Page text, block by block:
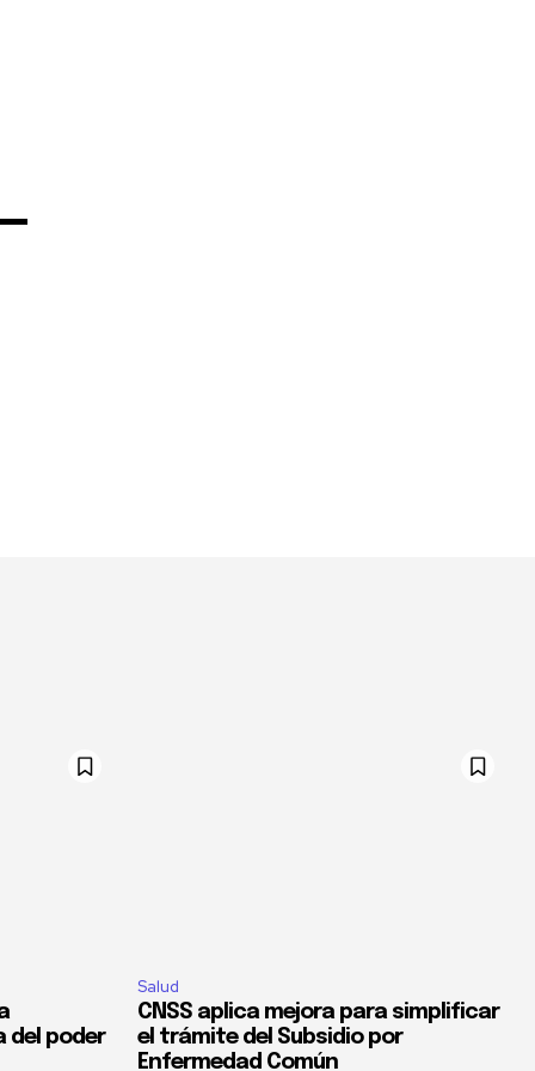
del poder
Salud
CNSS aplica mejora para simplificar
el trámite del Subsidio por
Enfermedad Común